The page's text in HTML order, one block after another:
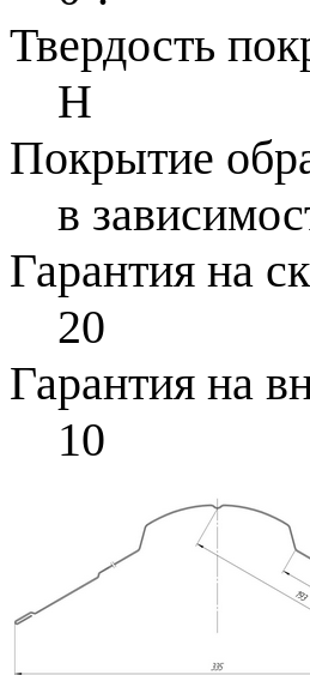
Твердость
H
Покрытие
в
Гарантия на
20
Гарантия на
10